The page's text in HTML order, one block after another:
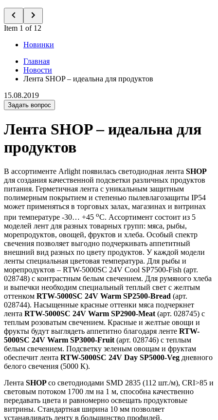
Item 1 of 12
Новинки
Главная
Новости
Лента SHOP – идеальна для продуктов
15.08.2019
Задать вопрос
Лента SHOP – идеальна для
продуктов
В ассортименте Arlight появилась светодиодная лента SHOP
для создания качественной подсветки различных продуктов
питания. Герметичная лента с уникальным защитным
полимерным покрытием и степенью пылевлагозащиты IP54
может применяться в торговых залах, магазинах и витринах
при температуре -30… +45 oС. Ассортимент состоит из 5
моделей лент для разных товарных групп: мяса, рыбы,
морепродуктов, овощей, фруктов и хлеба. Особый спектр
свечения позволяет выгодно подчеркивать аппетитный
внешний вид разных по цвету продуктов. У каждой модели
ленты специальная цветовая температура. Для рыбы и
морепродуктов – RTW-5000SC 24V Cool SP7500-Fish (арт.
028748) с контрастным белым свечением. Для румяного хлеба
и выпечки необходим специальный теплый свет с желтым
оттенком RTW-5000SC 24V Warm SP2500-Bread (арт.
028744). Насыщенные красные оттенки мяса подчеркнет
лента RTW-5000SC 24V Warm SP2900-Meat (арт. 028745) с
теплым розоватым свечением. Красные и желтые овощи и
фрукты будут выглядеть аппетитно благодаря ленте RTW-
5000SC 24V Warm SP3000-Fruit (арт. 028746) с теплым
белым свечением. Подсветку зеленым овощам и фруктам
обеспечит лента RTW-5000SC 24V Day SP5000-Veg дневного
белого свечения (5000 К).
Лента SHOPсо светодиодами SMD 2835 (112 шт./м), CRI>85 и
световым потоком 1700 лм на 1 м, способна качественно
передавать цвета и равномерно освещать продуктовые
витрины. Стандартная ширина 10 мм позволяет
устанавливать ленту в большинство профилей.